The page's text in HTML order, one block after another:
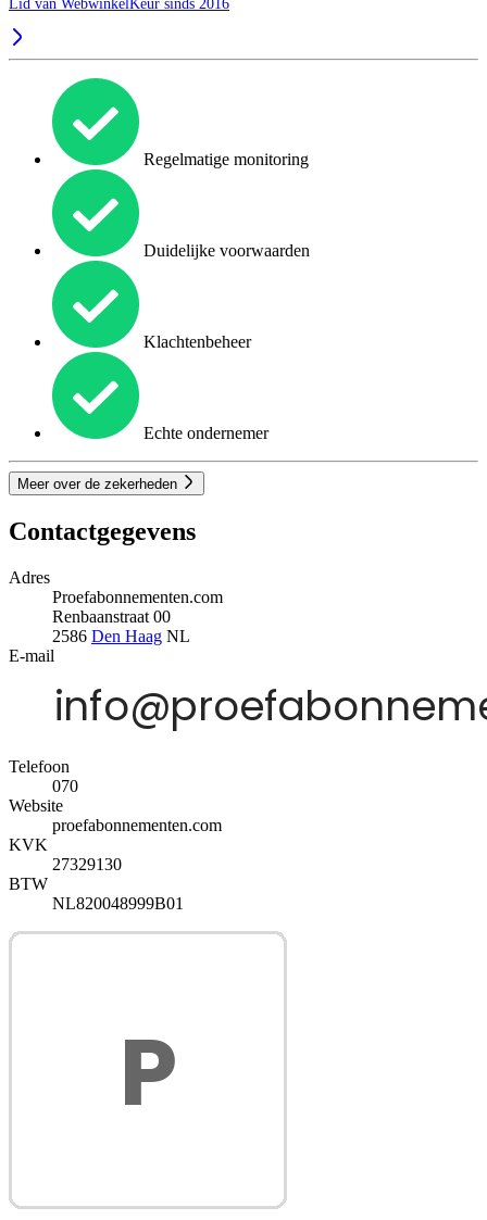
Lid van WebwinkelKeur sinds 2016
Regelmatige monitoring
Duidelijke voorwaarden
Klachtenbeheer
Echte ondernemer
Meer over de zekerheden
Contactgegevens
Adres
Proefabonnementen.com
Renbaanstraat 00
2586 Den Haag NL
E-mail
Telefoon
070
Website
proefabonnementen.com
KVK
27329130
BTW
NL820048999B01